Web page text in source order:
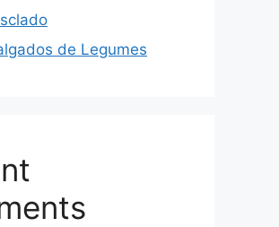
de Legumes